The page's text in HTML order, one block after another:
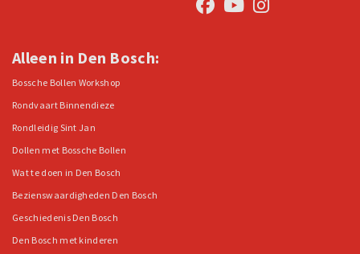
Alleen in Den Bosch:
Bossche Bollen Workshop
Rondvaart Binnendieze
Rondleidig Sint Jan
Dollen met Bossche Bollen
Wat te doen in Den Bosch
Bezienswaardigheden Den Bosch
Geschiedenis Den Bosch
Den Bosch met kinderen